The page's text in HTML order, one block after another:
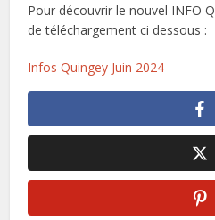
Pour découvrir le nouvel INFO
de téléchargement ci dessous :
Infos Quingey Juin 2024